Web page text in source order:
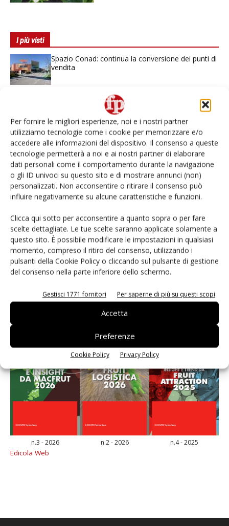
Per fornire le migliori esperienze, noi e i nostri partner
utilizziamo tecnologie come i cookie per memorizzare e/o
accedere alle informazioni del dispositivo. Il consenso a queste
tecnologie permetterà a noi e ai nostri partner di elaborare
dati personali come il comportamento durante la navigazione
o gli ID univoci su questo sito e di mostrare annunci (non)
personalizzati. Non acconsentire o ritirare il consenso può
influire negativamente su alcune caratteristiche e funzioni.
Clicca qui sotto per acconsentire a quanto sopra o per fare
scelte dettagliate. Le tue scelte saranno applicate solamente a
questo sito. È possibile modificare le impostazioni in qualsiasi
momento, compreso il ritiro del consenso, utilizzando i
pulsanti della Cookie Policy o cliccando sul pulsante di gestione
del consenso nella parte inferiore dello schermo.
Gestisci 1771 fornitori Per saperne di più su questi scopi
Accetta
Preferenze
Cookie Policy Privacy Policy
I più visti
Spazio Conad: continua la conversione dei punti di
vendita
Non è una susina: è Metis… e può rivoluzionare la
L’ortofrutta di Extra Supermercati tra localismo e
Ai #Repartofresh
Andamento prezzi ortofrutta in Italia al 27 luglio
2026
punto di vendita” #vocidellortofrutta
E-magazine
n.3 - 2026 n.2 - 2026 n.4 - 2025
Edicola Web